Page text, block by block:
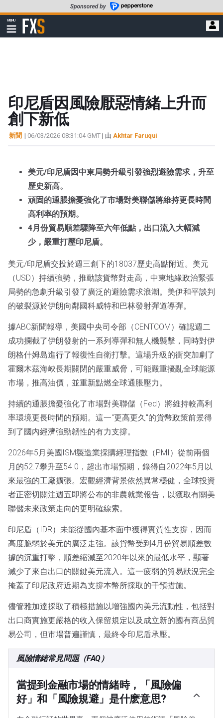
至
要
MENU
顯
示
FXStreet
印尼盾因風險厭惡情緒上升而
創下新低
新聞 | 06/03/2026 08:31:04 GMT | 由 Akhtar Faruqui
美元/印尼盾因中東局勢升級引發強烈避險需求，升至
歷史新高。
頑固的通脹擔憂強化了市場對美聯儲將維持更長時間
高利率的預期。
4月份貿易順差驟降至六年低點，出口流入大幅減
少，嚴重打壓印尼盾。
美元/印尼盾交投於週三創下的18037歷史高點附近。美元
（USD）持續強勢，推動該貨幣對走高，中東地緣政治緊張
局勢的急劇升級引發了廣泛的避險需求浪潮。美伊和平談判
的破裂源於伊朗向鄰國科威特和巴林發射彈道導彈。
據ABC新聞報導，美國中央司令部（CENTCOM）確認週二
成功攔截了伊朗發射的一系列導彈和無人機襲擊，同時對伊
朗格什姆島進行了報復性自衛打擊。這場升級的衝突加劇了
霍爾木茲海峽長期關閉的嚴重威脅，可能嚴重擾亂全球能源
市場，推高油價，並重新點燃全球通脹壓力。
持續的通脹擔憂強化了市場對美聯儲（Fed）將維持較高利
率環境更長時間的預期。這一"更高更久"的貨幣政策前景得
到了國內經濟強勁韌性的有力支撐。
2026年5月美國ISM製造業採購經理指數（PMI）從前兩個
月的52.7攀升至54.0，超出市場預期，錄得自2022年5月以
來最強的工廠擴張。宏觀經濟背景依然異常穩健，全球投資
者正密切關注週五即將公布的非農就業報告，以獲取有關美
聯儲未來政策走向的更明確線索。
印尼盾（IDR）未能從國內基本面中獲得實質性支撐，因而
高度脆弱於美元的廣泛走強。該貨幣受到4月份貿易順差數
據的沉重打擊，順差縮減至2020年以來的最低水平，顯著
減少了來自出口的關鍵美元流入。這一疲弱的貿易狀況完全
掩蓋了印尼政府近期為支撐本幣所採取的干預措施。
儘管雅加達採取了積極措施以增強國內美元流動性，包括對
出口商實施更嚴格的收入保留規定以及成立新的國有商品貿
易公司，但市場普遍謹慎，最終令印尼盾承壓。
風險情緒常見問題（FAQ）
當提到金融市場的情緒時，「風險偏
好」和「風險規避」是什麽意思?